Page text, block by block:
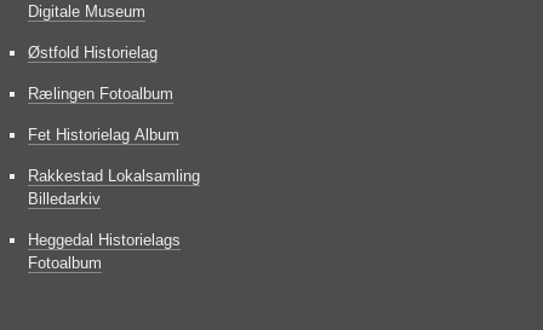
Digitale Museum
Østfold Historielag
Rælingen Fotoalbum
Fet Historielag Album
Rakkestad Lokalsamling
Billedarkiv
Heggedal Historielags
Fotoalbum